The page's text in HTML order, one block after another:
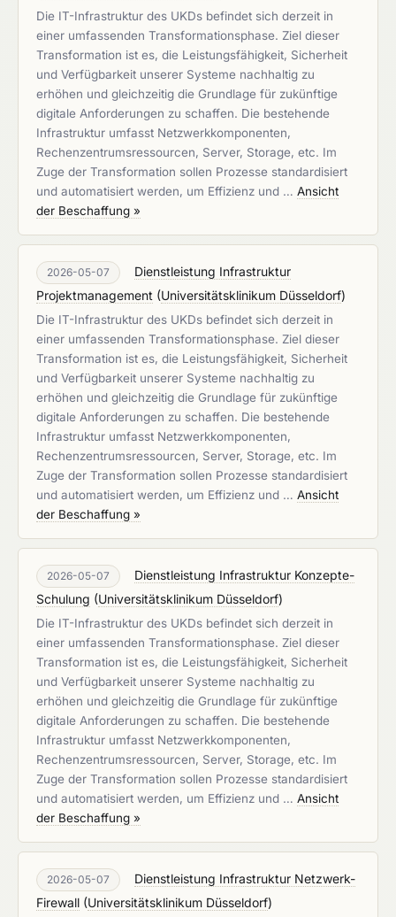
Die IT-Infrastruktur des UKDs befindet sich derzeit in
einer umfassenden Transformationsphase. Ziel dieser
Transformation ist es, die Leistungsfähigkeit, Sicherheit
und Verfügbarkeit unserer Systeme nachhaltig zu
erhöhen und gleichzeitig die Grundlage für zukünftige
digitale Anforderungen zu schaffen. Die bestehende
Infrastruktur umfasst Netzwerkkomponenten,
Rechenzentrumsressourcen, Server, Storage, etc. Im
Zuge der Transformation sollen Prozesse standardisiert
und automatisiert werden, um Effizienz und … Ansicht
der Beschaffung »
2026-05-07
Dienstleistung Infrastruktur
Projektmanagement (Universitätsklinikum Düsseldorf)
Die IT-Infrastruktur des UKDs befindet sich derzeit in
einer umfassenden Transformationsphase. Ziel dieser
Transformation ist es, die Leistungsfähigkeit, Sicherheit
und Verfügbarkeit unserer Systeme nachhaltig zu
erhöhen und gleichzeitig die Grundlage für zukünftige
digitale Anforderungen zu schaffen. Die bestehende
Infrastruktur umfasst Netzwerkkomponenten,
Rechenzentrumsressourcen, Server, Storage, etc. Im
Zuge der Transformation sollen Prozesse standardisiert
und automatisiert werden, um Effizienz und … Ansicht
der Beschaffung »
2026-05-07
Dienstleistung Infrastruktur Konzepte-
Schulung (Universitätsklinikum Düsseldorf)
Die IT-Infrastruktur des UKDs befindet sich derzeit in
einer umfassenden Transformationsphase. Ziel dieser
Transformation ist es, die Leistungsfähigkeit, Sicherheit
und Verfügbarkeit unserer Systeme nachhaltig zu
erhöhen und gleichzeitig die Grundlage für zukünftige
digitale Anforderungen zu schaffen. Die bestehende
Infrastruktur umfasst Netzwerkkomponenten,
Rechenzentrumsressourcen, Server, Storage, etc. Im
Zuge der Transformation sollen Prozesse standardisiert
und automatisiert werden, um Effizienz und … Ansicht
der Beschaffung »
2026-05-07
Dienstleistung Infrastruktur Netzwerk-
Firewall (Universitätsklinikum Düsseldorf)